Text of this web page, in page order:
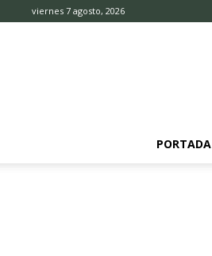
viernes 7 agosto, 2026
PORTADA